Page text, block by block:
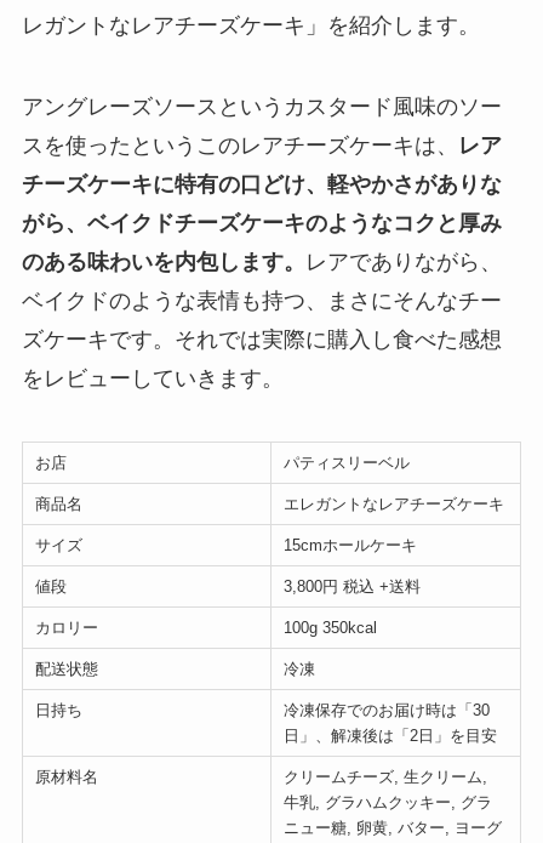
レガントなレアチーズケーキ」を紹介します。
アングレーズソースというカスタード風味のソー
スを使ったというこのレアチーズケーキは、
レア
チーズケーキに特有の口どけ、軽やかさがありな
がら、ベイクドチーズケーキのようなコクと厚み
のある味わいを内包します。
レアでありながら、
ベイクドのような表情も持つ、まさにそんなチー
ズケーキです。それでは実際に購入し食べた感想
をレビューしていきます。
お店 パティスリーベル
商品名 エレガントなレアチーズケーキ
サイズ 15cmホールケーキ
値段 3,800円 税込 +送料
カロリー 100g 350kcal
配送状態 冷凍
日持ち
冷凍保存でのお届け時は「30
日」、解凍後は「2日」を目安
原材料名
クリームチーズ, 生クリーム,
牛乳, グラハムクッキー, グラ
ニュー糖, 卵黄, バター, ヨーグ